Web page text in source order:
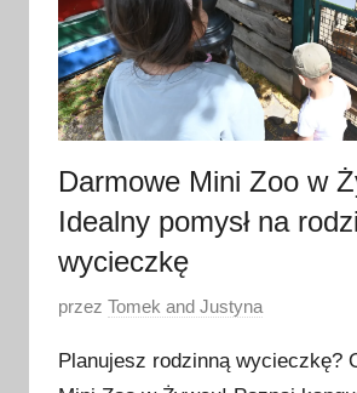
Darmowe Mini Zoo w
Idealny pomysł na
wycieczkę
O
u
przez Tomek and Justyna
Planujesz rodzinną wycieczkę?